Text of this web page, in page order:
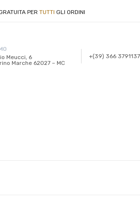
PER TUTTI GLI ORDINI
Meucci, 6
Marche 62027 – MC
+(39) 366 3791137